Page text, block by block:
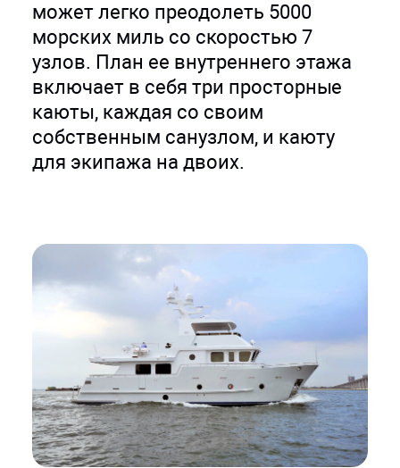
может легко преодолеть 5000
морских миль со скоростью 7
узлов. План ее внутреннего этажа
включает в себя три просторные
каюты, каждая со своим
собственным санузлом, и каюту
для экипажа на двоих.